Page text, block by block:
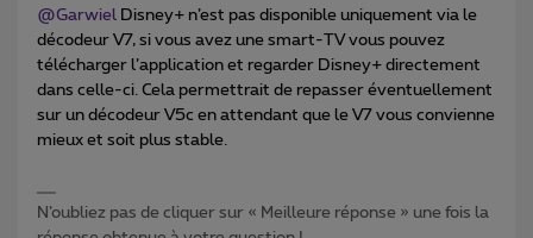
@Garwiel Disney+ n’est pas disponible uniquement via le
décodeur V7, si vous avez une smart-TV vous pouvez
télécharger l’application et regarder Disney+ directement
dans celle-ci. Cela permettrait de repasser éventuellement
sur un décodeur V5c en attendant que le V7 vous convienne
mieux et soit plus stable.
N’oubliez pas de cliquer sur « Meilleure réponse » une fois la